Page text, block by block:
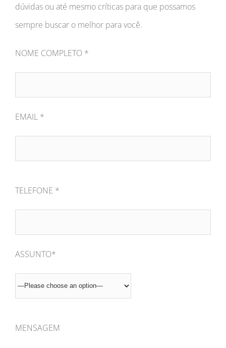
dúvidas ou até mesmo críticas para que possamos
sempre buscar o melhor para você.
NOME COMPLETO *
EMAIL *
TELEFONE *
ASSUNTO*
MENSAGEM